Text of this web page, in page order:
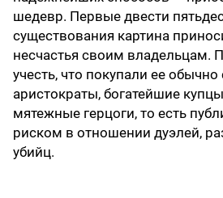
шедевр. Первые двести
существования картина
несчастья своим владельцам.
учесть, что покупали ее
аристократы, богатейшие
мятежные герцоги, то есть
риском в отношении дуэлей,
убийц.